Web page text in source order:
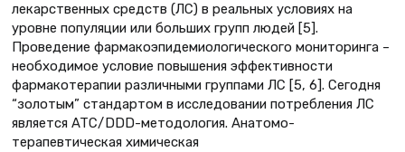
лекарственных средств (ЛС) в реальных условиях на
уровне популяции или больших групп людей [5].
Проведение фармакоэпидемиологического мониторинга –
необходимое условие повышения эффективности
фармакотерапии различными группами ЛС [5, 6]. Сегодня
“золотым” стандартом в исследовании потребления ЛС
является ATC/DDD-методология. Анатомо-
терапевтическая химическая